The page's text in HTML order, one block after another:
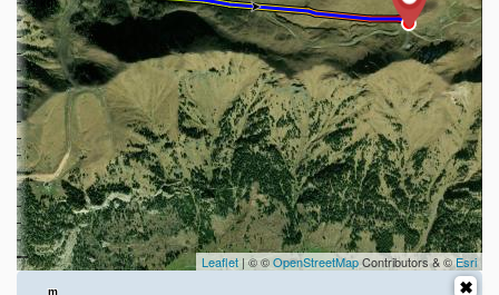
Leaflet | © ©OpenStreetMapContributors & ©Esri
m